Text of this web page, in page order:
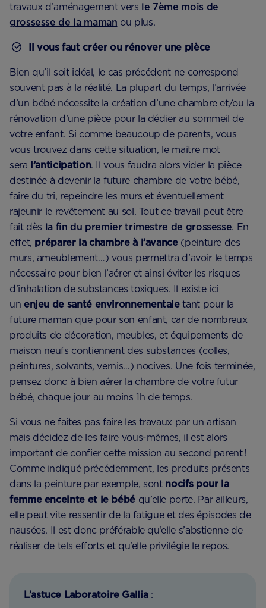
travaux d’aménagement vers le 7ème mois de
grossesse de la maman ou plus.
Il vous faut créer ou rénover une pièce
Bien qu’il soit idéal, le cas précédent ne correspond
souvent pas à la réalité. La plupart du temps, l’arrivée
d’un bébé nécessite la création d’une chambre et/ou la
rénovation d’une pièce pour la dédier au sommeil de
votre enfant. Si comme beaucoup de parents, vous
vous trouvez dans cette situation, le maitre mot
sera l’anticipation. Il vous faudra alors vider la pièce
destinée à devenir la future chambre de votre bébé,
faire du tri, repeindre les murs et éventuellement
rajeunir le revêtement au sol. Tout ce travail peut être
fait dès la fin du premier trimestre de grossesse. En
effet, préparer la chambre à l’avance(peinture des
murs, ameublement…) vous permettra d’avoir le temps
nécessaire pour bien l’aérer et ainsi éviter les risques
d’inhalation de substances toxiques. Il existe ici
un enjeu de santé environnementaletant pour la
future maman que pour son enfant, car de nombreux
produits de décoration, meubles, et équipements de
maison neufs contiennent des substances (colles,
peintures, solvants, vernis…) nocives. Une fois terminée,
pensez donc à bien aérer la chambre de votre futur
bébé, chaque jour au moins 1h de temps.
Si vous ne faites pas faire les travaux par un artisan
mais décidez de les faire vous-mêmes, il est alors
important de confier cette mission au second parent !
Comme indiqué précédemment, les produits présents
dans la peinture par exemple, sont nocifs pour la
femme enceinte et le bébé qu’elle porte. Par ailleurs,
elle peut vite ressentir de la fatigue et des épisodes de
nausées. Il est donc préférable qu’elle s’abstienne de
réaliser de tels efforts et qu’elle privilégie le repos.
L’astuce Laboratoire Gallia :